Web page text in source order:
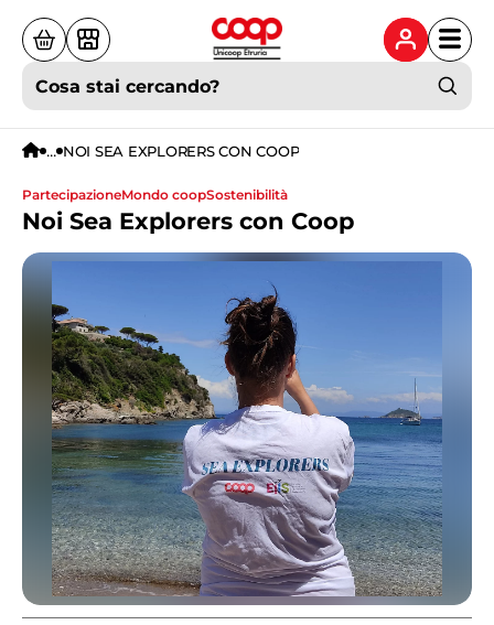
Cosa stai cercando?
... NOI SEA EXPLORERS CON COOP
partecipazione mondo coop Sostenibilità
Noi Sea Explorers con Coop